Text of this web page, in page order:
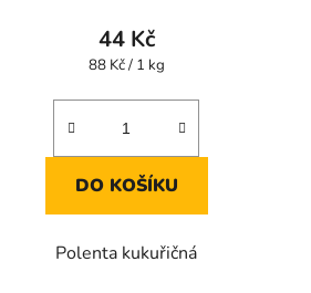
44 Kč
Měrná
88 Kč / 1 kg
DO KOŠÍKU
Polenta kukuřičná